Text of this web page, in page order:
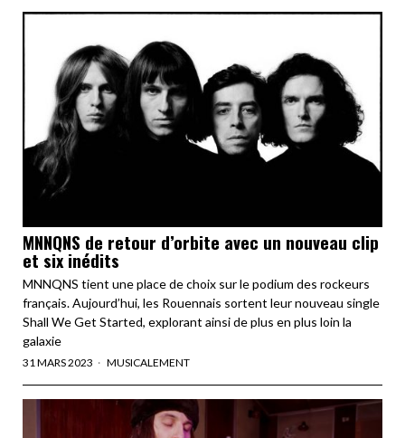
MNNQNS de retour d’orbite avec un nouveau clip
et six inédits
MNNQNS tient une place de choix sur le podium des rockeurs
français. Aujourd’hui, les Rouennais sortent leur nouveau single
Shall We Get Started, explorant ainsi de plus en plus loin la
galaxie
31 MARS 2023 MUSICALEMENT